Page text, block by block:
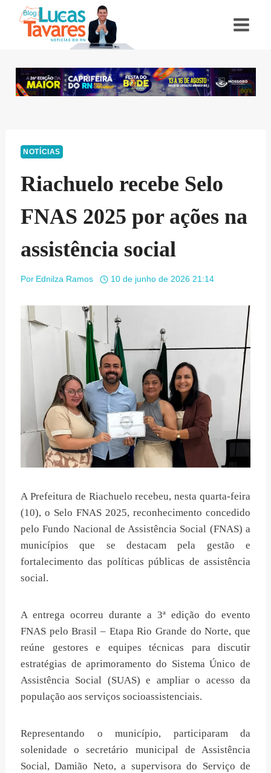
NOTÍCIAS
Riachuelo recebe Selo
FNAS 2025 por ações na
assistência social
Por Ednilza Ramos 10 de junho de 2026 21:14
A Prefeitura de Riachuelo recebeu, nesta quarta-feira
(10), o Selo FNAS 2025, reconhecimento concedido
pelo Fundo Nacional de Assistência Social (FNAS) a
municípios que se destacam pela gestão e
fortalecimento das políticas públicas de assistência
social.
A entrega ocorreu durante a 3ª edição do evento
FNAS pelo Brasil – Etapa Rio Grande do Norte, que
reúne gestores e equipes técnicas para discutir
estratégias de aprimoramento do Sistema Único de
Assistência Social (SUAS) e ampliar o acesso da
população aos serviços socioassistenciais.
Representando o município, participaram da
solenidade o secretário municipal de Assistência
Social, Damião Neto, a supervisora do Serviço de